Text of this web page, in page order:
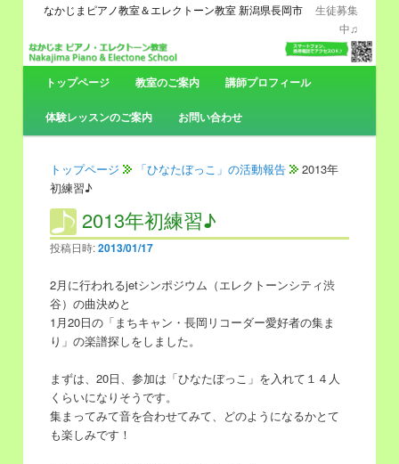
なかじまピアノ教室＆エレクトーン教室 新潟県長岡市
生徒募集
中♫
メ
イ
ン
コ
ン
ン
ツ
へ
移
サ
ブ
コ
ン
テ
ツ
へ
移
動
トップページ 教室のご案内 講師プロフィール
体験レッスンのご案内 お問い合わせ
トップページ 「ひなたぼっこ」の活動報告
2013年
初練習♪
2013年初練習♪
投稿日時:2013/01/17
2月に行われるjetシンポジウム（エレクトーンシティ渋
谷）の曲決めと
1月20日の「まちキャン・長岡リコーダー愛好者の集ま
り」の楽譜探しをしました。
まずは、20日、参加は「ひなたぼっこ」を入れて１４人
くらいになりそうです。
集まってみて音を合わせてみて、どのようになるかとて
も楽しみです！